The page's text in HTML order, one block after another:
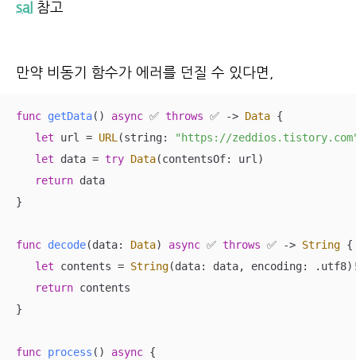
sal 참고
만약 비동기 함수가 에러를 던질 수 있다면,
func getData() async ✅ throws ✅ -> Data {
let url = URL (string:
"https://
let data = try Data(contentsOf: url)
return data
}
func decode(data: Data) async ✅ throws ✅ -> String {
let contents = String(data: data, encoding: .utf8)
return contents
}
func process () async {